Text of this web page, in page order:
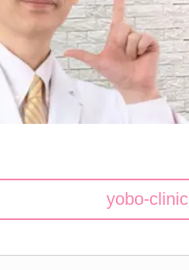
yobo-clinic